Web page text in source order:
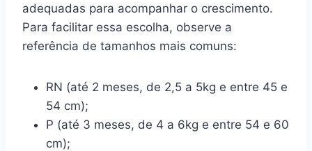
adequadas para acompanhar o crescimento.
Para facilitar essa escolha, observe a
referência de tamanhos mais comuns:
RN (até 2 meses, de 2,5 a 5kg e entre 45 e
54 cm);
P (até 3 meses, de 4 a 6kg e entre 54 e 60
cm);